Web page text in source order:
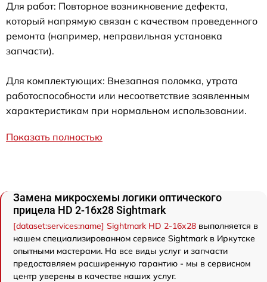
Для работ: Повторное возникновение дефекта,
который напрямую связан с качеством проведенного
ремонта (например, неправильная установка
запчасти).
Для комплектующих: Внезапная поломка, утрата
работоспособности или несоответствие заявленным
характеристикам при нормальном использовании.
Показать полностью
Замена микросхемы логики оптического
прицела HD 2-16x28 Sightmark
[dataset:services:name] Sightmark HD 2-16x28 выполняется в
нашем специализированном сервисе Sightmark в Иркутске
опытными мастерами. На все виды услуг и запчасти
предоставляем расширенную гарантию - мы в сервисном
центр уверены в качестве наших услуг.